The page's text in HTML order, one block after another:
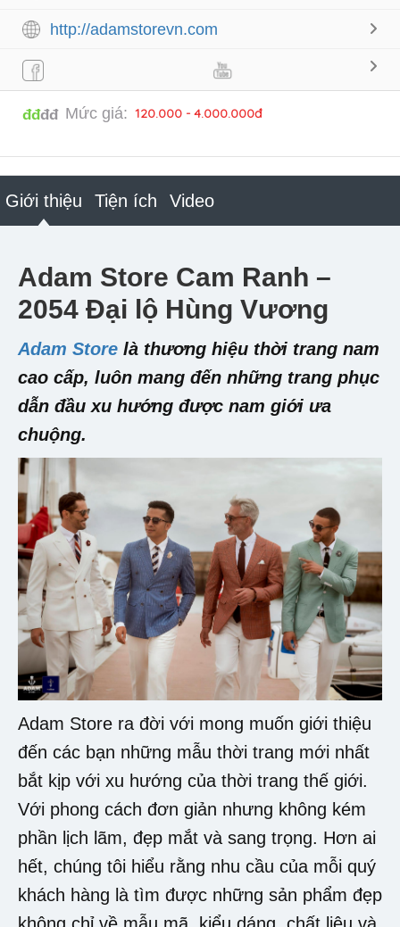
http://adamstorevn.com
đđđđ Mức giá: 120.000 - 4.000.000đ
Giới thiệu Tiện ích Video
Adam Store Cam Ranh –
2054 Đại lộ Hùng Vương
Adam Store là thương hiệu thời trang nam
cao cấp, luôn mang đến những trang phục
dẫn đầu xu hướng được nam giới ưa
chuộng.
Adam Store ra đời với mong muốn giới thiệu
đến các bạn những mẫu thời trang mới nhất
bắt kịp với xu hướng của thời trang thế giới.
Với phong cách đơn giản nhưng không kém
phần lịch lãm, đẹp mắt và sang trọng. Hơn ai
hết, chúng tôi hiểu rằng nhu cầu của mỗi quý
khách hàng là tìm được những sản phẩm đẹp